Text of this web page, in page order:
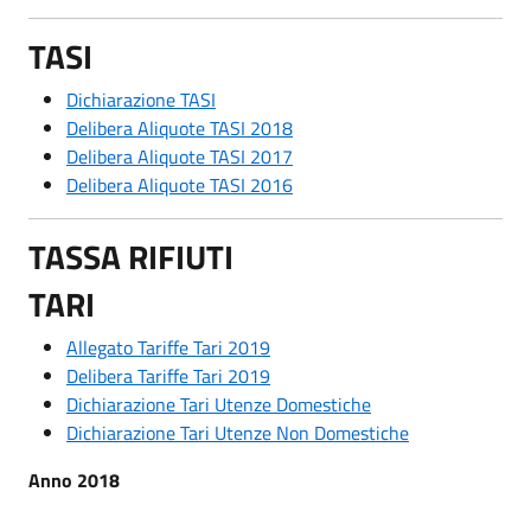
TASI
Dichiarazione TASI
Delibera Aliquote TASI 2018
Delibera Aliquote TASI 2017
Delibera Aliquote TASI 2016
TASSA RIFIUTI
TARI
Allegato Tariffe Tari 2019
Delibera Tariffe Tari 2019
Dichiarazione Tari Utenze Domestiche
Dichiarazione Tari Utenze Non Domestiche
Anno 2018